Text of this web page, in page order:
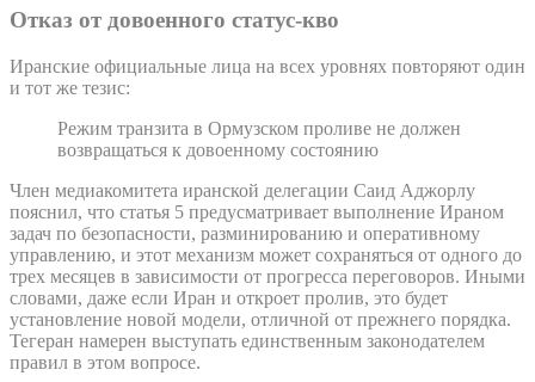
Отказ от довоенного статус-кво
Иранские официальные лица на всех уровнях повторяют один
и тот же тезис:
Режим транзита в Ормузском проливе не должен
возвращаться к довоенному состоянию
Член медиакомитета иранской делегации Саид Аджорлу
пояснил, что статья 5 предусматривает выполнение Ираном
задач по безопасности, разминированию и оперативному
управлению, и этот механизм может сохраняться от одного до
трех месяцев в зависимости от прогресса переговоров. Иными
словами, даже если Иран и откроет пролив, это будет
установление новой модели, отличной от прежнего порядка.
Тегеран намерен выступать единственным законодателем
правил в этом вопросе.